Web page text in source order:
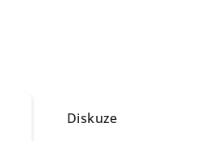
Diskuze